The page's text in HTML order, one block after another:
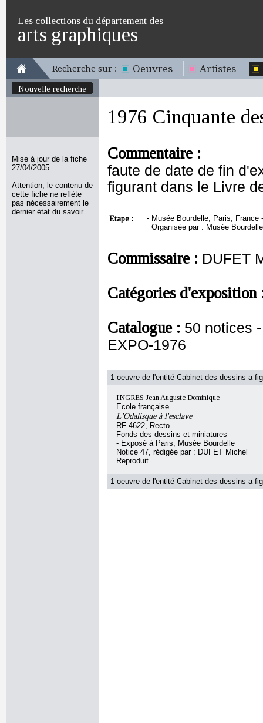
Les collections du département des
arts graphiques
Recherche sur : Oeuvres Artistes
Nouvelle recherche
Mise à jour de la fiche
27/04/2005
Attention, le contenu de
cette fiche ne reflète
pas nécessairement le
dernier état du savoir.
1976 Cinquante
Commentaire :
faute de date de fin
figurant dans le Livre
Etape : - Musée Bourdelle, Paris,
Organisée par : Musée
Commissaire : DUFET
Catégories
Catalogue : 50 notices
EXPO-1976
1 oeuvre de l'entité Cabinet des dessins a
INGRES Jean Auguste Dominique
Ecole française
L'Odalisque à l'esclave
RF 4622, Recto
Fonds des dessins et miniatures
- Exposé à Paris, Musée Bourdelle
Notice 47, rédigée par : DUFET Michel
Reproduit
1 oeuvre de l'entité Cabinet des dessins a